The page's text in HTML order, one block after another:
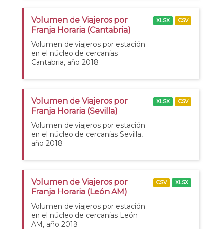
Volumen de Viajeros por
Franja Horaria (Cantabria)
Volumen de viajeros por estación
en el núcleo de cercanías
Cantabria, año 2018
XLSX CSV
Volumen de Viajeros por
Franja Horaria (Sevilla)
Volumen de viajeros por estación
en el núcleo de cercanías Sevilla,
año 2018
XLSX CSV
Volumen de Viajeros por
Franja Horaria (León AM)
Volumen de viajeros por estación
en el núcleo de cercanías León
AM, año 2018
CSV XLSX